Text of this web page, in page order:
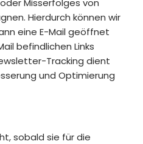
Misserfolges von
Hierdurch können wir
eine E-Mail geöffnet
befindlichen Links
Tracking dient
und Optimierung
sobald sie für die